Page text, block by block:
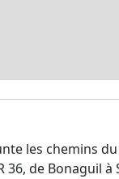
les chemins
36, de Bonaguil